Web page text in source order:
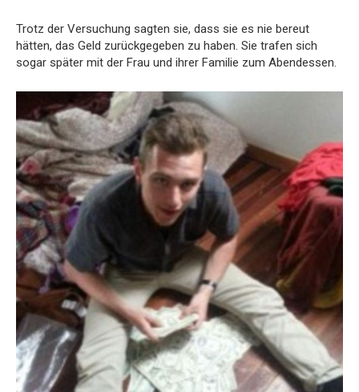
Trotz der Versuchung sagten sie, dass sie es nie bereut
hätten, das Geld zurückgegeben zu haben. Sie trafen sich
sogar später mit der Frau und ihrer Familie zum Abendessen.